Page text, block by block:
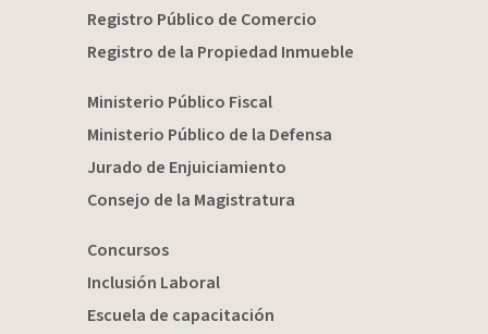
Registro Público de Comercio
Registro de la Propiedad Inmueble
Ministerio Público Fiscal
Ministerio Público de la Defensa
Jurado de Enjuiciamiento
Consejo de la Magistratura
Concursos
Inclusión Laboral
Escuela de capacitación